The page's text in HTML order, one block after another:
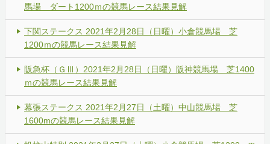
馬場 ダート1200ｍの競馬レース結果見解
下関ステークス 2021年2月28日（日曜）小倉競馬場 芝
1200ｍの競馬レース結果見解
阪急杯（ＧⅢ）2021年2月28日（日曜）阪神競馬場 芝1400
ｍの競馬レース結果見解
幕張ステークス 2021年2月27日（土曜）中山競馬場 芝
1600mの競馬レース結果見解